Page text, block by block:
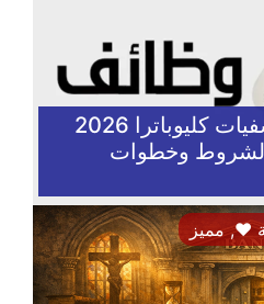
وظائف مجموعة مستشفيات كليوباترا 2026
وخطوات
♥,مميز